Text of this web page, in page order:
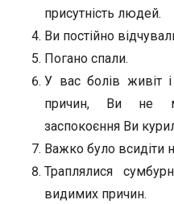
присутність людей.
Ви постійно
Погано спали.
У вас болів живіт
причин, Ви не
заспокоєння Ви
Важко було всидіти
Траплялися
видимих причин.